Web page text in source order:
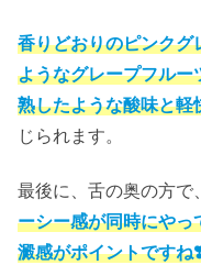
香りどおりのピンクグ
ようなグレープフルー
熟したような酸味と軽
じられます。
最後に、舌の奥の方で、
ーシー感が同時にやっ
澱感がポイントです